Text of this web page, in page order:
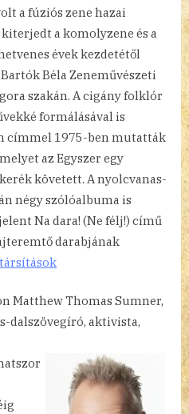
a fúziós zene hazai
a komolyzene és a
évek kezdetétől
Béla Zeneművészeti
szakán. A cigány folklór
formálásával is
címmel 1975-ben mutatták
az Egyszer egy
követett. A nyolcvanas-
négy szólóalbuma is
Na dara! (Ne félj!) című
darabjának
Matthew Thomas Sumner,
dalszövegíró, aktivista,